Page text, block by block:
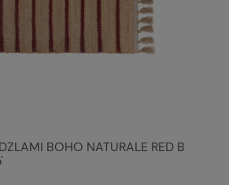
BOHO NATURALE RED B